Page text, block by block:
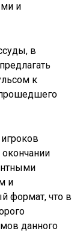
и
в
к
и
формат, что в
данного